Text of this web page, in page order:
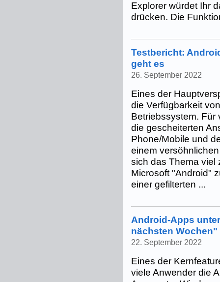
Explorer würdet Ihr
drücken. Die
Testbericht:
geht es
26. September 2022
Eines der
die Verfügbarkeit
Betriebssystem. Für
die gescheiterten
Phone/Mobile und
einem
sich das Thema viel
Microsoft "Android"
einer gefilterten ...
Android-Apps
nächsten Wochen"
22. September 2022
Eines der
viele Anwender die